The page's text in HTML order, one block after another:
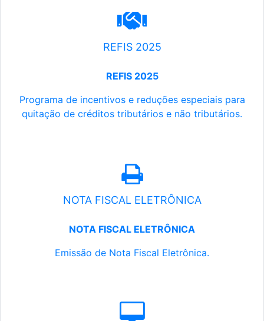
REFIS 2025
REFIS 2025
Programa de incentivos e reduções especiais para
quitação de créditos tributários e não tributários.
NOTA FISCAL ELETRÔNICA
NOTA FISCAL ELETRÔNICA
Emissão de Nota Fiscal Eletrônica.